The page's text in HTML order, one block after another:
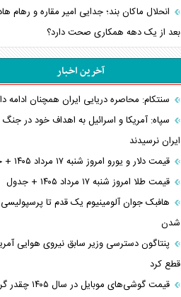
انحلال ماکان بند؛ جدایی امیر مقاره و رهام
بعد از یک دهه همکاری صحت دارد؟
آخرین اخبار
سنتکام: محاصره دریایی ایران همچنان ادامه
سپاه: آمریکا و اسرائیل به اهداف خود در جنگ
ایران نرسیدند
قیمت دلار و یورو امروز شنبه ۱۷ مرداد ۱۴۰۵ + جدول
قیمت طلا امروز شنبه ۱۷ مرداد ۱۴۰۵ + جدول
هافبک جوان آلومینیوم یک قدم تا پرسپولیسی
شدن
پنتاگون دسترسی وزیر سابق نیروی هوایی
قطع کرد
قیمت گوشی‌های موبایل در سال